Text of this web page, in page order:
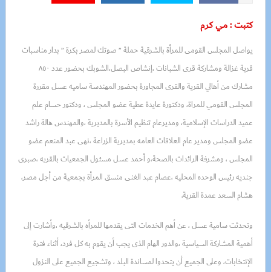
كتبت : مي كرم
يواصل المجلس القومى للمرأة بالشرقية حملة ” صوتك لمصر بكرة ” بدار مناسبات
قرية غزالة ومشاركة قرى الشبانات ،إنشاص البصل،الشوبك بحضور عدد ٨٥٠
مشارك من أهالي القرية والقرى المجاورة بحضور المهندسةساميه عسل مقررة
المجلس القومي للمراة، ودكتورة عايدة عطية عضو المجلس ، ودكتور حسام علم
عميد الدراسات الإسلامية، ومديرعام تنظيم الأسرة بالمديرية ،والمهندس هالة راشد
عضو المجلس ومدير عام العلاقات العامه بمديرية الزراعة ،نهى عبد المنعم عضو
المجلس ، ومشرفة الرائدات بالصحة،و أحمد عسل مسئول الجمعيات بالقريه ،صبرى
جنديه رئيس الوحده المحليه ،عصام عبد الغنى منسق المرأة بجمعية من أجل مصر،
هشام السعد عمدة القرية.
وتحدثت سامية عسل ، عن أهم الخدمات التى يقدمها للمرأه بالشرقيه ،وأشارت إلى
أهمية المشاركة السياسية ،والدور الهام الذى يجب أن يقوم به كل فرد، أثناء فترة
الإنتخابات، وعلى الجميع أن يتحدوا لمساندة البلد ، وتشجيع الجميع على النزول